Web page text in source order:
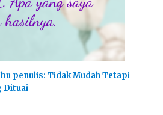
penulis: Tidak Mudah Tetapi
Dituai